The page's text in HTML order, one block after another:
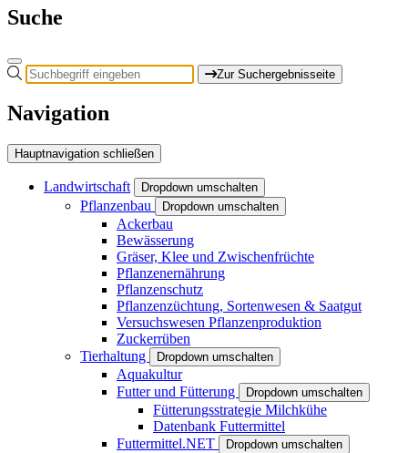
Suche
Zur Suchergebnisseite
Navigation
Hauptnavigation schließen
Landwirtschaft Dropdown umschalten
Pflanzenbau Dropdown umschalten
Ackerbau
Bewässerung
Gräser, Klee und Zwischenfrüchte
Pflanzenernährung
Pflanzenschutz
Pflanzenzüchtung, Sortenwesen & Saatgut
Versuchswesen Pflanzenproduktion
Zuckerrüben
Tierhaltung
Dropdown umschalten
Aquakultur
Futter und Fütterung
Dropdown umschalten
Fütterungsstrategie Milchkühe
Datenbank Futtermittel
Futtermittel.NET
Dropdown umschalten